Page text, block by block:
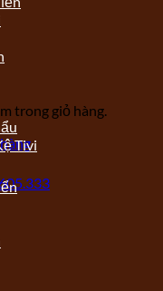
trong giỏ hàng.
Tivi